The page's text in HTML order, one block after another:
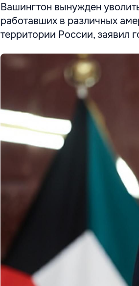
Вашингтон вынужден
работавших в различных
территории России, заявил